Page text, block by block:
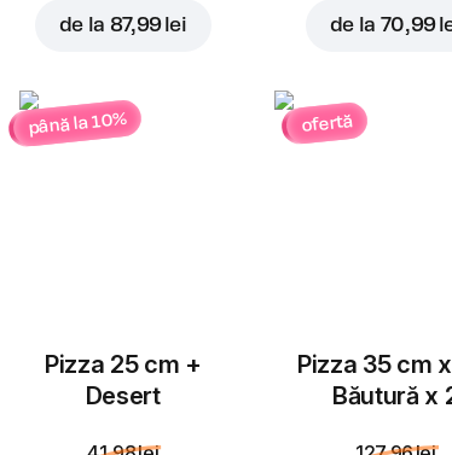
de la 87,99 lei de la 70,99
până la 10%
Pizza 25 cm +
Desert
ofertă
Pizza 35 cm
Băutură x